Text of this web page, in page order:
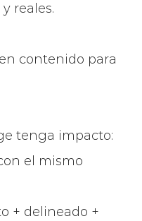
reales.
contenido para
tenga impacto:
el mismo
+ delineado +